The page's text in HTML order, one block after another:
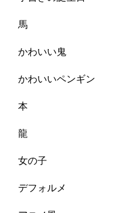
馬
かわいい鬼
かわいいペンギン
本
龍
女の子
デフォルメ